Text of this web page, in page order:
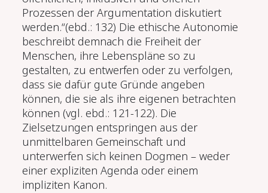
Prozessen der Argumentation disku­tiert
werden.“(ebd.: 132) Die ethische Autonomie
beschreibt demnach die Freiheit der
Menschen, ihre Lebenspläne so zu
gestalten, zu entwerfen oder zu verfol­gen,
dass sie dafür gute Gründe angeben
können, die sie als ihre eigenen betrachten
können (vgl. ebd.: 121-122). Die
Zielsetzungen entspringen aus der
unmittelbaren Gemeinschaft und
unterwerfen sich keinen Dogmen – weder
einer expliziten Agenda oder einem
impliziten Kanon.